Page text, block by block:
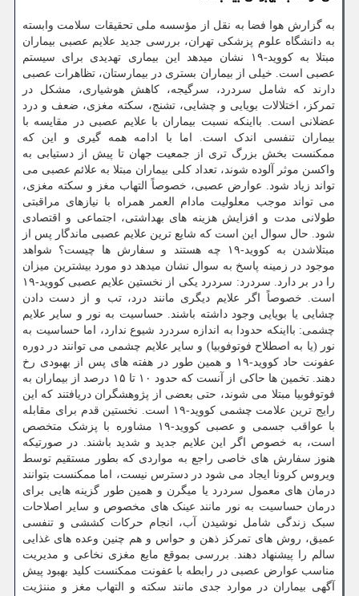
به گزارش هوا فضا به نقل از مؤسسه ملی تحقیقات سلامت وابسته
به دانشگاه علوم پزشکی تهران، بررسی جدید علایم عصبی بیماران
مبتلا به کووید-۱۹ نشان میدهد این بیماری تهدیدی برای سیستم
عصبی است. خیلی از بیماران بستری در بیمارستان، تظاهرات عصبی
دارند که شامل سردرد، سرگیجه، کاهش هوشیاری، مشکل در
تمرکز، اختلالات بویایی و چشایی، تشنج، سکته مغزی، ضعف و درد
عضلانی است. بااینکه نسبت بیماران با علایم عصبی در مقایسه با
بیماران تنفسی اندک است. اما با ادامه همه گیری و این که
ممکنست بخش بزرگ تری از جمعیت جهان تا پیش از دستیابی به
واکسن موثر آلوده شوند، تعداد کلی بیماران مبتلا به علائم عصبی می
تواند زیاد شود. عوارض عصبی، خصوصاً التهاب مغز و سکته مغزی،
می تواند موجب معلولیت مادام العمر همراه با نیازهای مراقبتی
طولانی مدت و افزایش هزینه های بهداشتی، اجتماعی و اقتصادی
شود. حال سوال این است که شایع ترین علایم عصبی ماندگار پس از
مبتلاشدن به کووید-۱۹ چه هستند و سفارش ها چیست؟ شواهد
موجود در زمینه پاسخ به سوال نشان میدهد دو مورد بیشترین میزان
را در بر دارد. سردرد: سردرد یکی از نخستین علایم عصبی کووید-۱۹
است. خصوصاً اگر علایم دیگری مانند درد، تب و از دست دادن
چشایی یا بویایی وجود داشته باشند. حساسیت به نور و سایر علایم
چشمی: بااینکه حدودا به اندازه سردرد شیوع ندارد، اما حساسیت به
نور (یا به اصطلاح فوتوفوبیا) و سایر علایم چشمی می توانند در دوره
عفونت حاد کووید-۱۹ و همین طور در هفته های پس از بهبودی رخ
دهند. تخمین ها حاکی از آنست که حدود ۱۰ تا ۱۵ درصد از بیماران به
فوتوفوبیا مبتلا می شوند، حتی بعضی از پژوهشگران دریافتند که این
رایج ترین علامت چشمی کووید-۱۹ است. نخستین قدم برای مقابله
با عواقب جسمی و عصبی کووید-۱۹ مشاوره با پزشک متخصص
است، به خصوص اگر این علایم جدید و شدید باشند. در صورتیکه
هنوز سفارش های خاصی راجع به مواردی که بطور مستقیم توسط
ویروس کرونا ایجاد می شود در دسترس نیست، اما ممکنست بتوانند
درمان های معمول سردرد یا میگرن و همین طور گزینه هایی برای
درمان حساسیت به نور مانند عینک های مخصوص و سایر اصلاحات
سبک زندگی شامل نوشیدن آب، انجام حرکات کششی و تنفسی
عمیق، روش های تمرکز ذهن و حواس و هم چنین وعده های غذایی
سالم را پیشنهاد دهند. بررسی بموقع مایع مغزی نخاعی و مدیریت
مناسب عوارض عصبی در رابطه با عفونت ممکنست کلید بهبود پیش
آگهی بیماران در موارد جدی مانند سکته و التهاب مغز و مننژیت